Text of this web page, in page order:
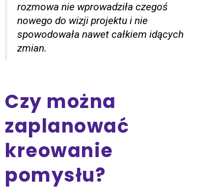
rozmowa nie wprowadziła czegoś
nowego do wizji projektu i nie
spowodowała nawet całkiem idących
zmian.
Czy można
zaplanować
kreowanie
pomysłu?